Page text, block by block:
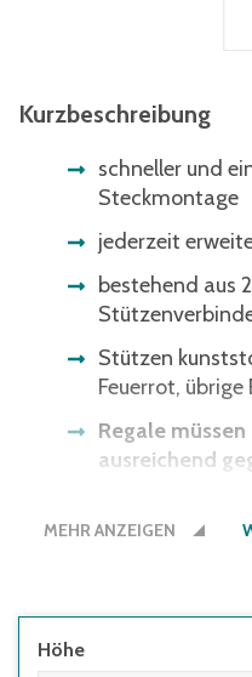
Kurzbeschreibung
schneller und
Steckmontage
jederzeit
bestehend aus
Stützen
Feuerrot,
Regale
ausreichend
MEHR ANZEIGEN
Höhe